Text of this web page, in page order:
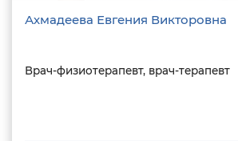
Ахмадеева Евгения Викторовна
Врач-физиотерапевт, врач-терапевт